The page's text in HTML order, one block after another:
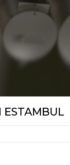
ESTAMBUL